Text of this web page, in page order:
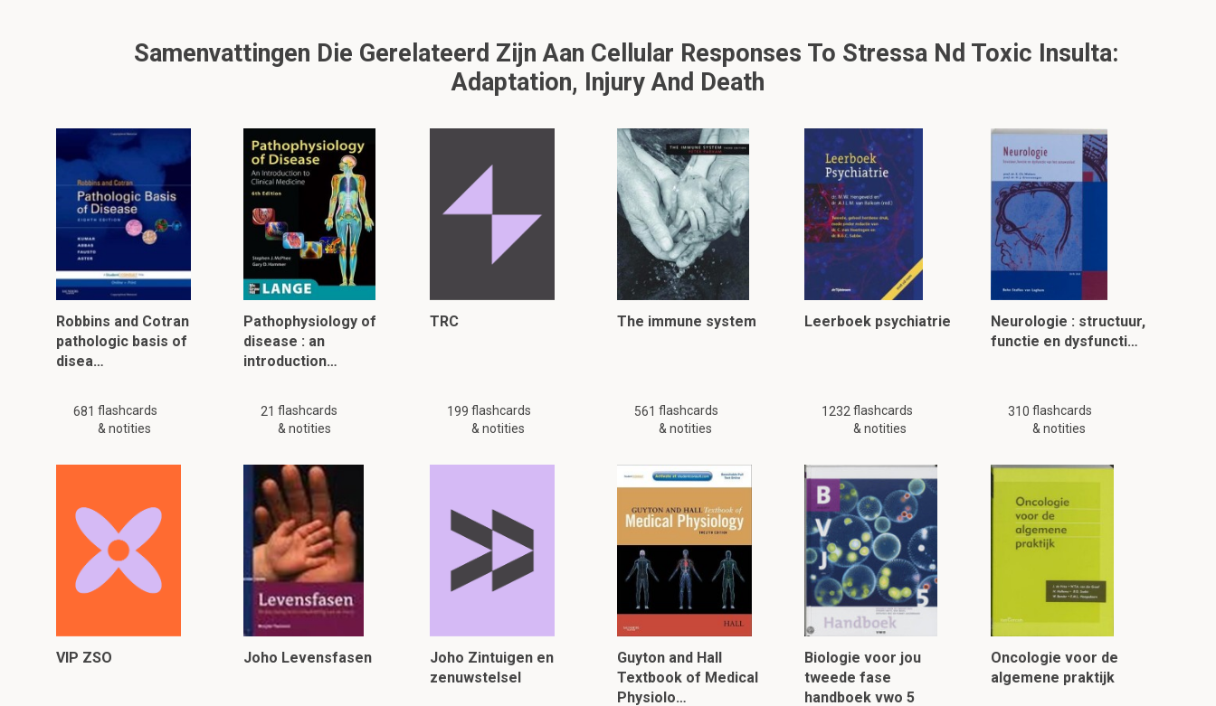
Samenvattingen Die Gerelateerd Zijn Aan Cellular Responses To Stressa Nd Toxic Insulta:
Adaptation, Injury And Death
Robbins and Cotran
pathologic basis of
disea…
681 flashcards
& notities
Pathophysiology of
disease : an
introduction…
21 flashcards
& notities
TRC
199 flashcards
& notities
The immune system
561 flashcards
& notities
Leerboek psychiatrie
1232 flashcards
& notities
Neurologie : structuur,
functie en dysfuncti…
310 flashcards
& notities
VIP ZSO Joho Levensfasen
Joho Zintuigen en
zenuwstelsel
Guyton and Hall
Textbook of Medical
Physiolo…
Biologie voor jou
tweede fase
handboek vwo 5
Oncologie voor de
algemene praktijk